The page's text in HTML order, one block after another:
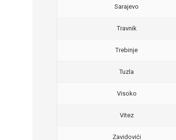
Sarajevo
Travnik
Trebinje
Tuzla
Visoko
Vitez
Zavidovići